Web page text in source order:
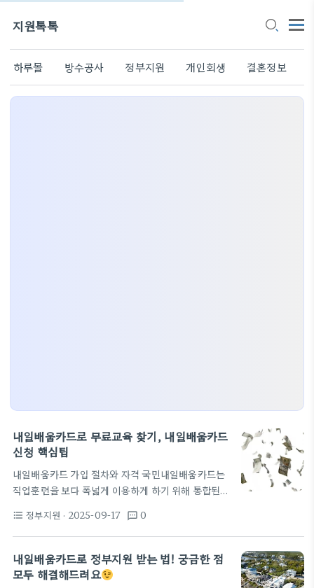
지원톡톡
하루몰 방수공사 정부지원 개인회생 결혼정보
내일배움카드로 무료교육 찾기, 내일배움카드
신청 핵심팁
내일배움카드 가입 절차와 자격 국민내일배움카드는
직업훈련을 보다 폭넓게 이용하게 하기 위해 통합된
상태를 확인하고 HRD-Net 계정을 만드는 것입니다.
가입신청 전 준비해야 할 서류와 상담 절차를 알고 있
으면 신청 과정에서 불필요한 지연을 줄일 수 있습니
다. 가입은 온라인과 고용센터 방문 두 가지 루트가 보
format_list_bulleted 정부지원 · 2025-09-17 textsms 0
내일배움카드로 정부지원 받는 법! 궁금한 점
모두 해결해드려요